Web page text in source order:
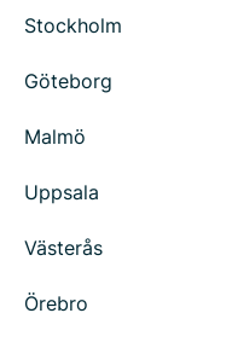
Stockholm
Göteborg
Malmö
Uppsala
Västerås
Örebro